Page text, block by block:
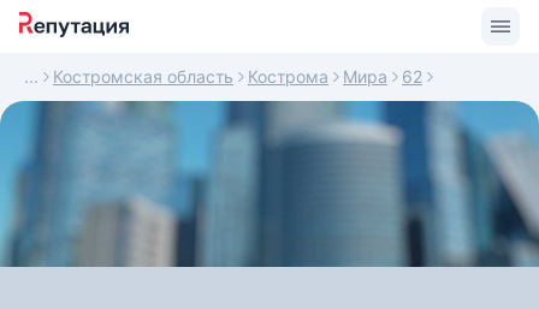
Костромская область Кострома Мира 62